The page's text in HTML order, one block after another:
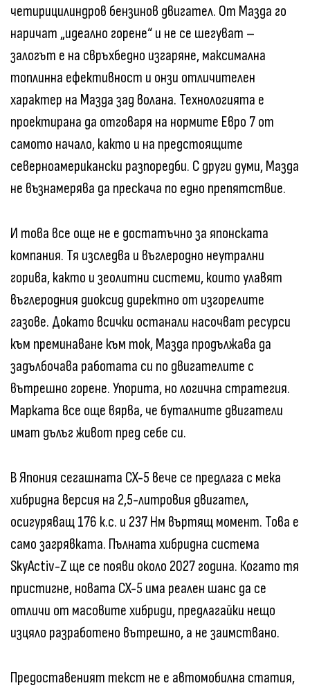
четирицилиндров бензинов двигател. От Мазда го
наричат „идеално горене“ и не се шегуват –
залогът е на свръхбедно изгаряне, максимална
топлинна ефективност и онзи отличителен
характер на Мазда зад волана. Технологията е
проектирана да отговаря на нормите Евро 7 от
самото начало, както и на предстоящите
северноамерикански разпоредби. С други думи, Мазда
не възнамерява да прескача по едно препятствие.
И това все още не е достатъчно за японската
компания. Тя изследва и въглеродно неутрални
горива, както и зеолитни системи, които улавят
въглеродния диоксид директно от изгорелите
газове. Докато всички останали насочват ресурси
към преминаване към ток, Мазда продължава да
задълбочава работата си по двигателите с
вътрешно горене. Упорита, но логична стратегия.
Марката все още вярва, че буталните двигатели
имат дълъг живот пред себе си.
В Япония сегашната CX-5 вече се предлага с мека
хибридна версия на 2,5-литровия двигател,
осигуряващ 176 к.с. и 237 Нм въртящ момент. Това е
само загрявката. Пълната хибридна система
SkyActiv-Z ще се появи около 2027 година. Когато тя
пристигне, новата CX-5 има реален шанс да се
отличи от масовите хибриди, предлагайки нещо
изцяло разработено вътрешно, а не заимствано.
Предоставеният текст не е автомобилна статия,